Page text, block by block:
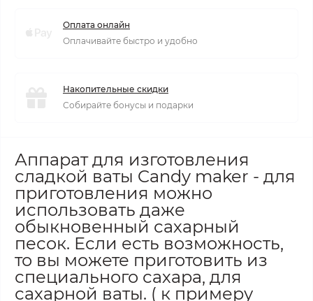
Оплата онлайн
Оплачивайте быстро и удобно
Накопительные скидки
Собирайте бонусы и подарки
Аппарат для изготовления
сладкой ваты Candy maker - для
приготовления можно
использовать даже
обыкновенный сахарный
песок. Если есть возможность,
то вы можете приготовить из
специального сахара, для
сахарной ваты. ( к примеру